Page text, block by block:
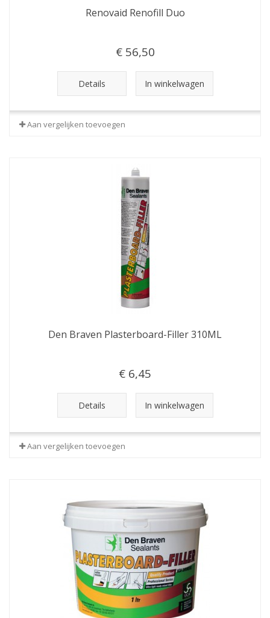
Renovaid Renofill Duo
€ 56,50
Details In winkelwagen
Aan vergelijken toevoegen
Den Braven Plasterboard-Filler 310ML
€ 6,45
Details In winkelwagen
Aan vergelijken toevoegen